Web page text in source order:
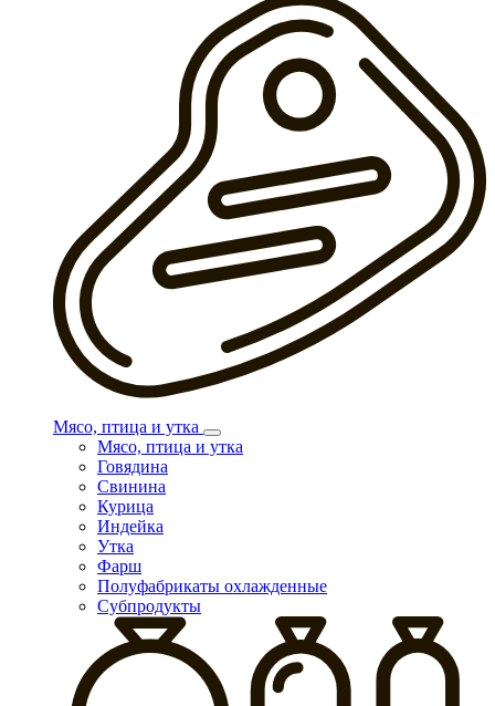
Мясо, птица и утка
Мясо, птица и утка
Говядина
Свинина
Курица
Индейка
Утка
Фарш
Полуфабрикаты охлажденные
Субпродукты